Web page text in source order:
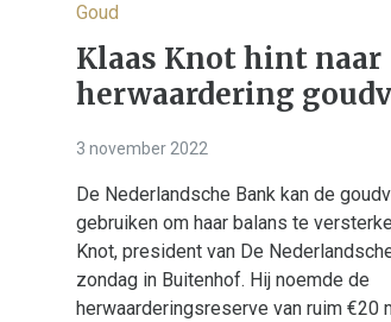
Goud
Klaas Knot hint naar
herwaardering
3 november 2022
De Nederlandsche Bank kan de
gebruiken om haar balans te
Knot, president van De
zondag in Buitenhof. Hij noemde de
herwaarderingsreserve van ruim €20